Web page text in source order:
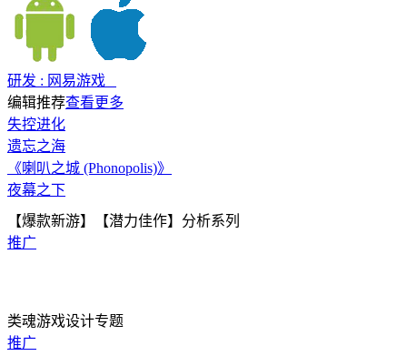
研发 : 网易游戏
编辑推荐查看更多
失控进化
遗忘之海
《喇叭之城 (Phonopolis)》
夜幕之下
【爆款新游】【潜力佳作】分析系列
推广
类魂游戏设计专题
推广